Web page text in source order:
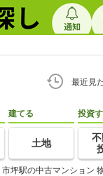
最近見
建てる
土地
投資
市坪駅の中古マンション